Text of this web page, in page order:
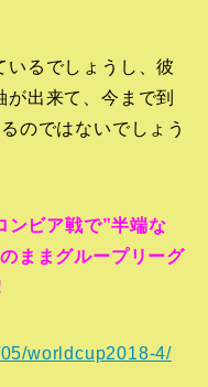
いるでしょうし、彼
出来て、今まで到
のではないでしょう
ンビア戦で”半端な
ままグループリーグ
worldcup2018-4/